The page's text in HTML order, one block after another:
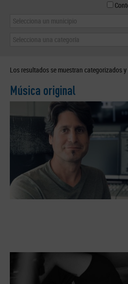
Selecciona un municipio
Selecciona una categoría
Los resultados se muestran categorizados
Música original